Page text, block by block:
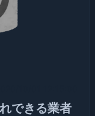
できる業者